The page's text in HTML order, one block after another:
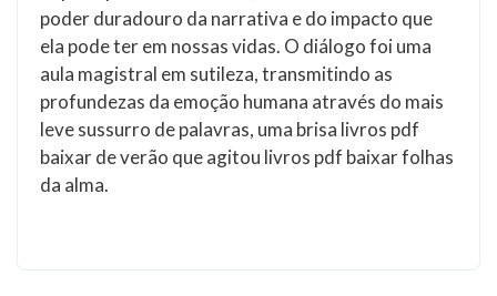
poder duradouro da narrativa e do impacto que
ela pode ter em nossas vidas. O diálogo foi uma
aula magistral em sutileza, transmitindo as
profundezas da emoção humana através do mais
leve sussurro de palavras, uma brisa livros pdf
baixar de verão que agitou livros pdf baixar folhas
da alma.